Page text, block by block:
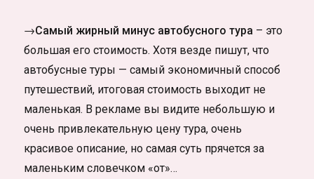
→Самый жирный минус автобусного тура – это
большая его стоимость. Хотя везде пишут, что
автобусные туры — самый экономичный способ
путешествий, итоговая стоимость выходит не
маленькая. В рекламе вы видите небольшую и
очень привлекательную цену тура, очень
красивое описание, но самая суть прячется за
маленьким словечком «от»…